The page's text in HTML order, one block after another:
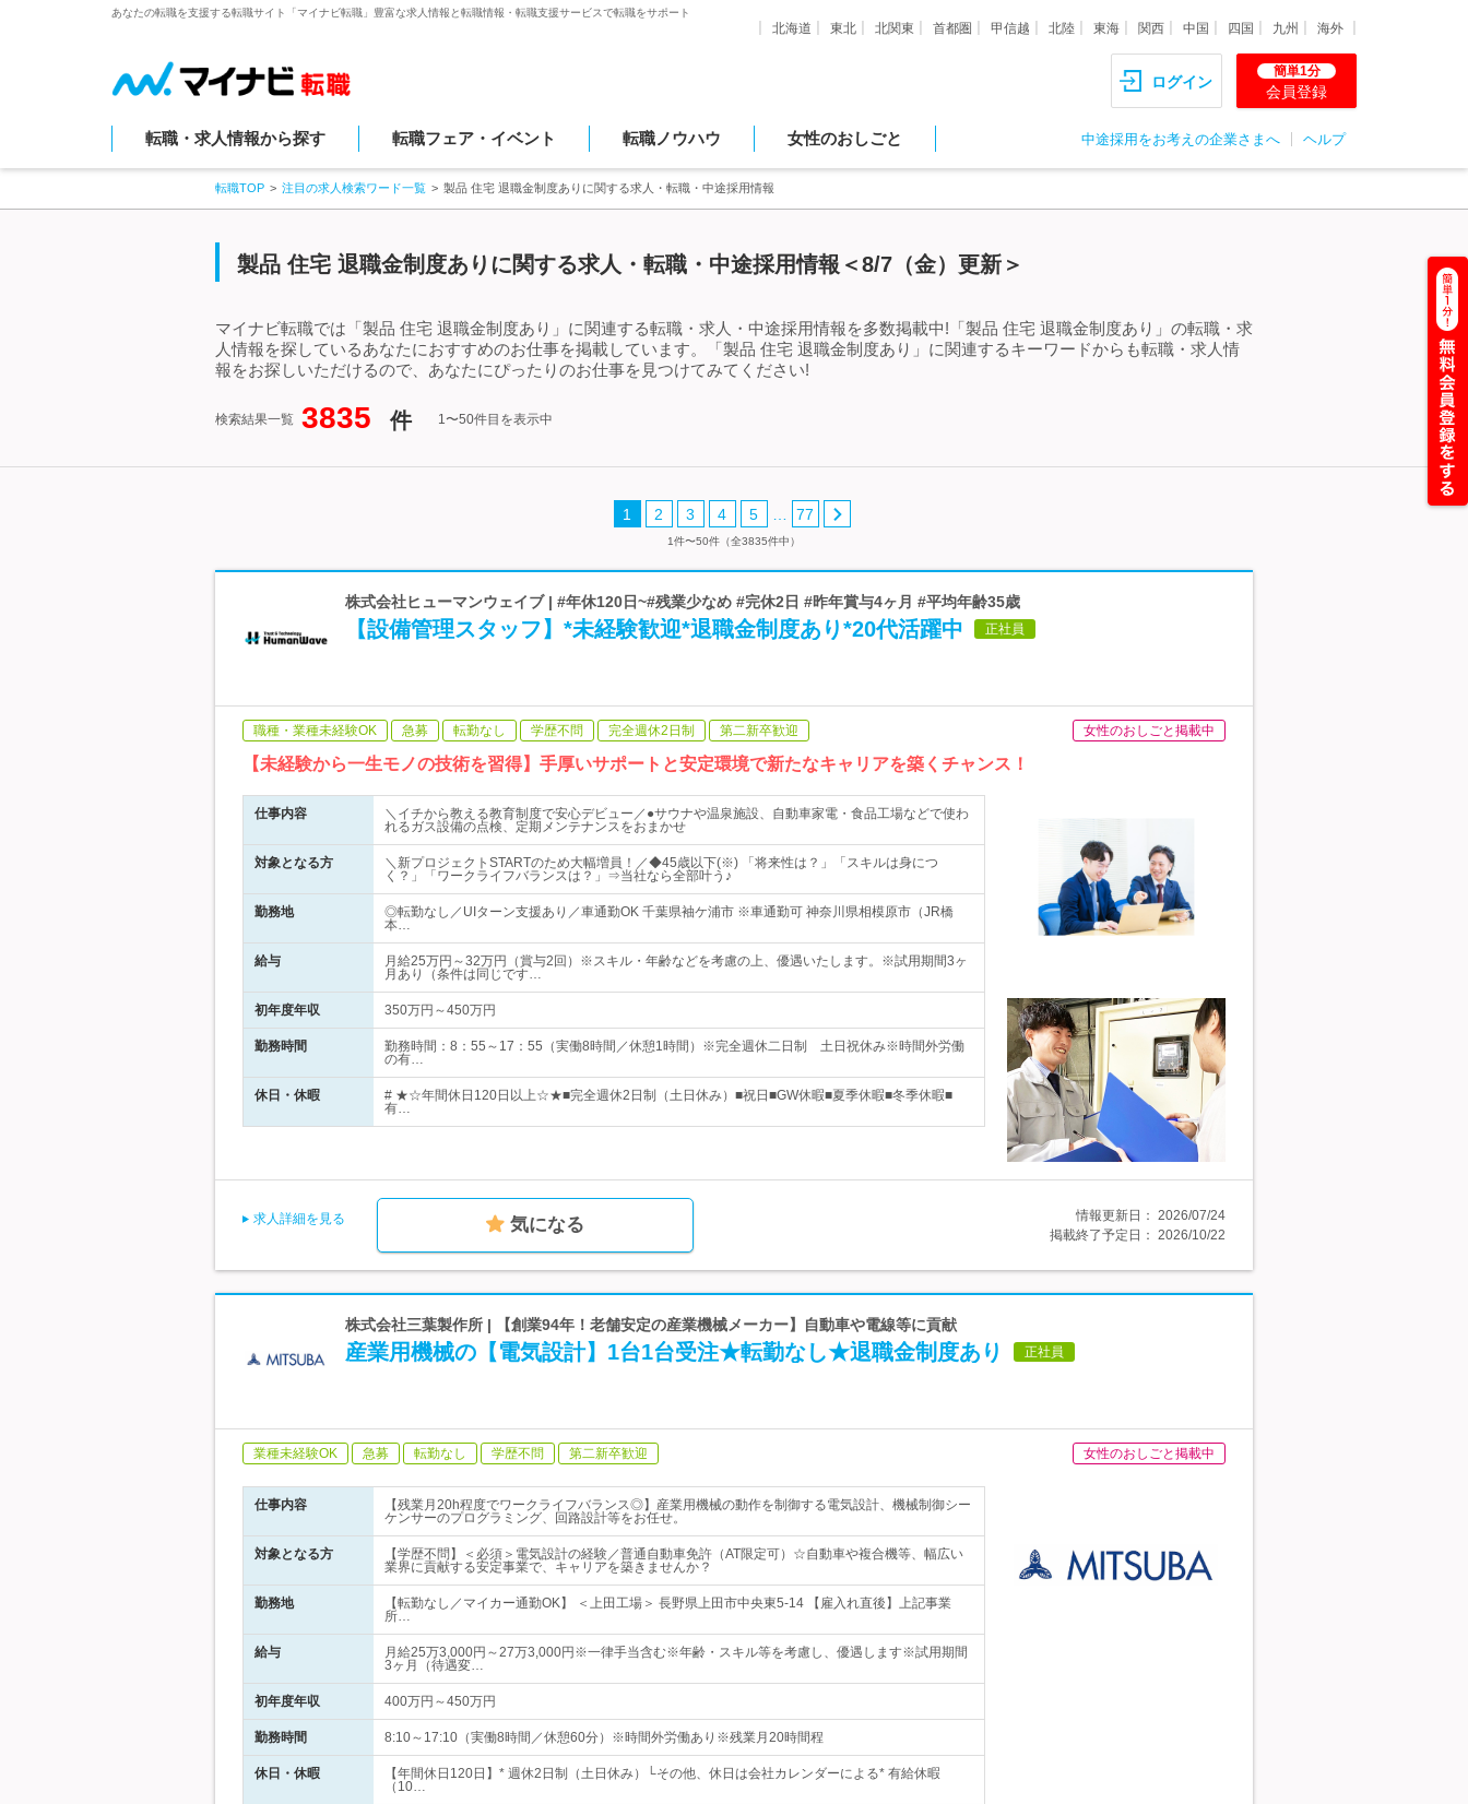
あなたの転職を支援する転職サイト「マイナビ転職」豊富な求人情報と転職情報・転職支援サービスで転職をサポート
北海道 東北 北関東 首都圏 甲信越 北陸 東海 関西 中国 四国 九州 海外
ログイン
簡単1分
会員登録
転職・求人情報から探す 転職フェア・イベント 転職ノウハウ 女性のおしごと 中途採用をお考えの企業さまへ ヘルプ
転職TOP 注目の求人検索ワード一覧 製品 住宅 退職金制度ありに関する求人・転職・中途採用情報
製品 住宅 退職金制度ありに関する求人・転職・中途採用情報＜8/7（金）更新＞
マイナビ転職では「製品 住宅 退職金制度あり」に関連する転職・求人・中途採用情報を多数掲載中!「製品 住宅 退職金制度あり」の転職・求
人情報を探しているあなたにおすすめのお仕事を掲載しています。「製品 住宅 退職金制度あり」に関連するキーワードからも転職・求人情
報をお探しいただけるので、あなたにぴったりのお仕事を見つけてみてください!
検索結果一覧 3835 件 1〜50件目を表示中
1 2 3 4 5 77
1件〜50件（全3835件中）
株式会社ヒューマンウェイブ | #年休120日~#残業少なめ #完休2日 #昨年賞与4ヶ月 #平均年齢35歳
【設備管理スタッフ】*未経験歓迎*退職金制度あり*20代活躍中 正社員
職種・業種未経験OK 急募 転勤なし 学歴不問 完全週休2日制 第二新卒歓迎 女性のおしごと掲載中
【未経験から一生モノの技術を習得】手厚いサポートと安定環境で新たなキャリアを築くチャンス！
仕事内容
＼イチから教える教育制度で安心デビュー／●サウナや温泉施設、自動車家電・食品工場などで使わ
れるガス設備の点検、定期メンテナンスをおまかせ
対象となる方
＼新プロジェクトSTARTのため大幅増員！／◆45歳以下(※) 「将来性は？」「スキルは身につ
く？」「ワークライフバランスは？」⇒当社なら全部叶う♪
勤務地
◎転勤なし／UIターン支援あり／車通勤OK 千葉県袖ケ浦市 ※車通勤可 神奈川県相模原市（JR橋
本…
給与
月給25万円～32万円（賞与2回）※スキル・年齢などを考慮の上、優遇いたします。※試用期間3ヶ
月あり（条件は同じです…
初年度年収 350万円～450万円
勤務時間
勤務時間：8：55～17：55（実働8時間／休憩1時間）※完全週休二日制 土日祝休み※時間外労働
の有…
休日・休暇
# ★☆年間休日120日以上☆★■完全週休2日制（土日休み）■祝日■GW休暇■夏季休暇■冬季休暇■
有…
求人詳細を見る 気になる 情報更新日： 2026/07/24
掲載終了予定日： 2026/10/22
株式会社三葉製作所 | 【創業94年！老舗安定の産業機械メーカー】自動車や電線等に貢献
産業用機械の【電気設計】1台1台受注★転勤なし★退職金制度あり 正社員
業種未経験OK 急募 転勤なし 学歴不問 第二新卒歓迎 女性のおしごと掲載中
仕事内容
【残業月20h程度でワークライフバランス◎】産業用機械の動作を制御する電気設計、機械制御シー
ケンサーのプログラミング、回路設計等をお任せ。
対象となる方
【学歴不問】＜必須＞電気設計の経験／普通自動車免許（AT限定可）☆自動車や複合機等、幅広い
業界に貢献する安定事業で、キャリアを築きませんか？
勤務地
【転勤なし／マイカー通勤OK】 ＜上田工場＞ 長野県上田市中央東5-14 【雇入れ直後】上記事業
所…
給与
月給25万3,000円～27万3,000円※一律手当含む※年齢・スキル等を考慮し、優遇します※試用期間
3ヶ月（待遇変…
初年度年収 400万円～450万円
勤務時間 8:10～17:10（実働8時間／休憩60分）※時間外労働あり※残業月20時間程
休日・休暇
【年間休日120日】* 週休2日制（土日休み）└その他、休日は会社カレンダーによる* 有給休暇
（10…